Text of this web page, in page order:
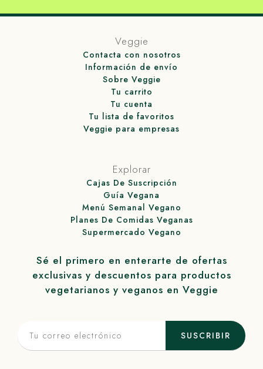
Veggie
Contacta con nosotros
Información de envío
Sobre Veggie
Tu carrito
Tu cuenta
Tu lista de favoritos
Veggie para empresas
Explorar
Cajas De Suscripción
Guía Vegana
Menú Semanal Vegano
Planes De Comidas Veganas
Supermercado Vegano
Sé el primero en enterarte de ofertas
exclusivas y descuentos para productos
vegetarianos y veganos en Veggie
SUSCRIBIR